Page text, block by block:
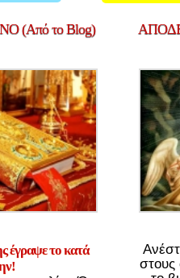
(Από το Blog)
έγραψε το κατά
στους